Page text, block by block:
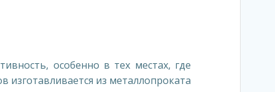
особенно в тех местах, где
изготавливается из металлопроката